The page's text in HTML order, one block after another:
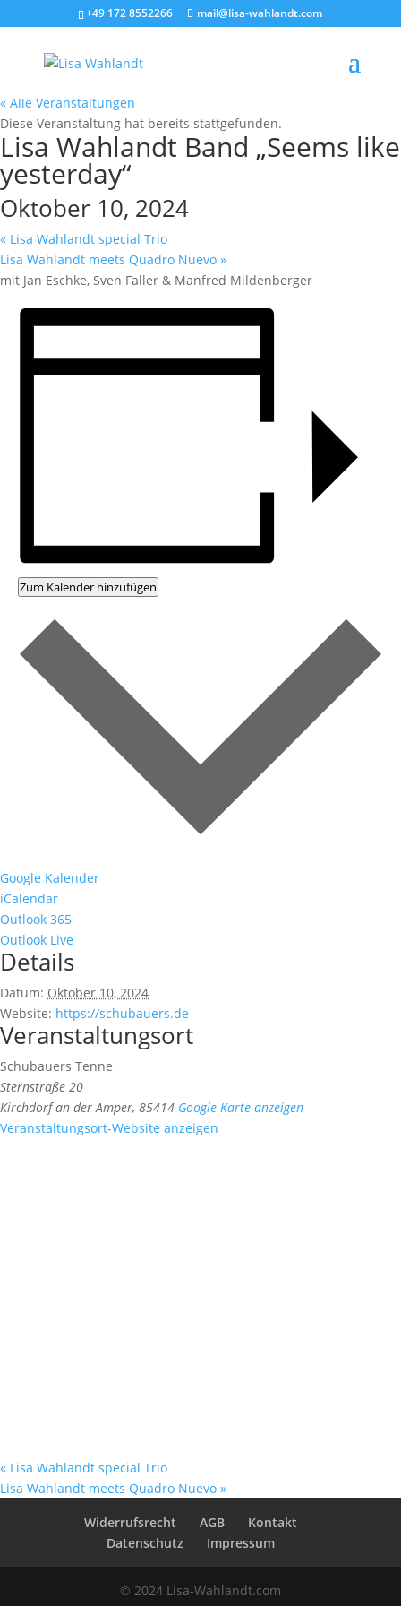
+49 172 8552266 mail@lisa-wahlandt.com
« Alle Veranstaltungen
Diese Veranstaltung hat bereits stattgefunden.
Lisa Wahlandt Band „Seems like
yesterday“
Oktober 10, 2024
« Lisa Wahlandt special Trio
Lisa Wahlandt meets Quadro Nuevo »
mit Jan Eschke, Sven Faller & Manfred Mildenberger
Zum Kalender hinzufügen
Google Kalender
iCalendar
Outlook 365
Outlook Live
Details
Datum: Oktober 10, 2024
Website: https://schubauers.de
Veranstaltungsort
Schubauers Tenne
Sternstraße 20
Kirchdorf an der Amper, 85414 Google Karte anzeigen
Veranstaltungsort-Website anzeigen
« Lisa Wahlandt special Trio
Lisa Wahlandt meets Quadro Nuevo »
Widerrufsrecht
AGB
Kontakt
Datenschutz
Impressum
© 2024 Lisa-Wahlandt.com